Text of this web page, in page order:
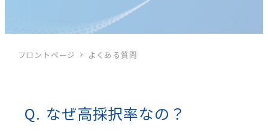
フロントページ よくある質問
なぜ高採択率なの？